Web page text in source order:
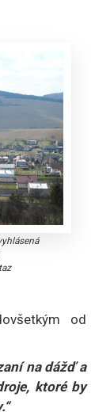
od
na dážď a
ktoré by